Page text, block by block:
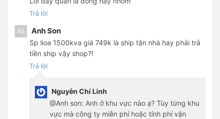
Trả lời
AS Anh Son
Sp lioa 1500kva giá 749k là ship tận nhà hay phải trả
tiền ship vậy shop?!
Trả lời
Nguyễn Chí Linh
@Anh son: Anh ở khu vực nào ạ? Tùy từng khu
vực mà công ty miễn phí hoặc tính phí vận